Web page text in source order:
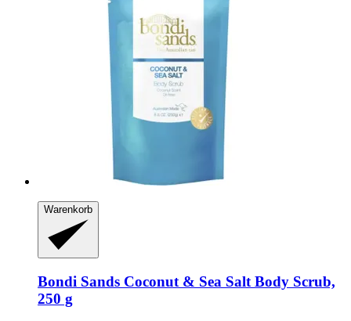
Warenkorb
Bondi Sands Coconut & Sea Salt Body Scrub,
250 g